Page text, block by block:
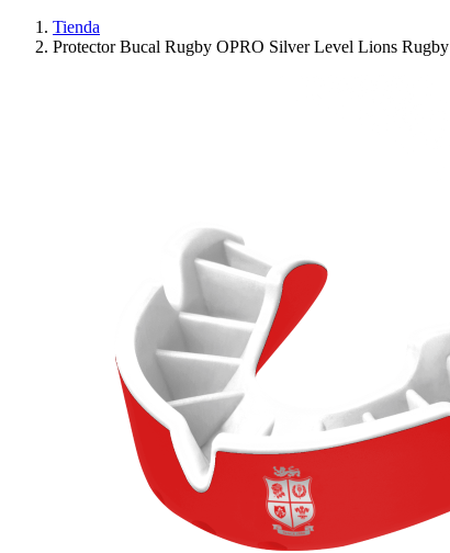
Tienda
Protector Bucal Rugby OPRO Silver Level Lions Rugby